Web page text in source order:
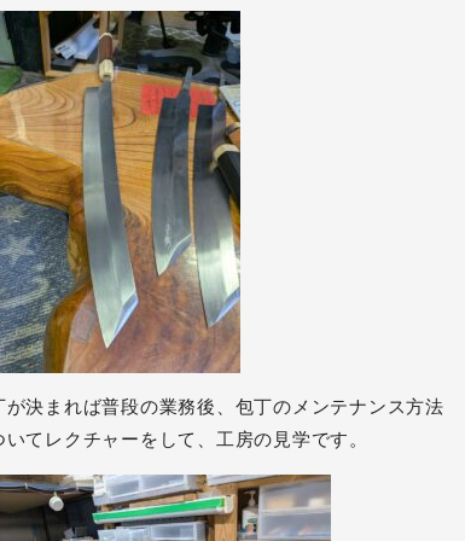
が決まれば普段の業務後、包丁のメンテナンス方法
いてレクチャーをして、工房の見学です。